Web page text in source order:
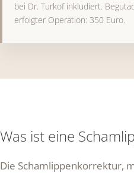
bei Dr. Turkof inkludiert.
erfolgter Operation: 350 Euro.
Was ist eine
Die Schamlippenkorrektur,